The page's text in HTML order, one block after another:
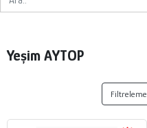
Yeşim AYTOP
Filtreleme